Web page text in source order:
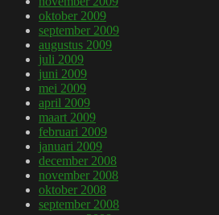
oktober 2009
september 2009
augustus 2009
juli 2009
juni 2009
mei 2009
april 2009
maart 2009
februari 2009
januari 2009
december 2008
november 2008
oktober 2008
september 2008